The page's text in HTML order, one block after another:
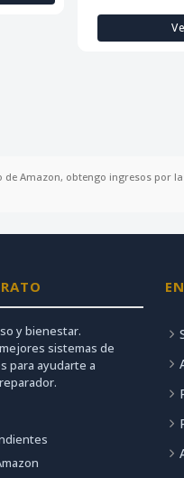
de Amazon, obtengo ingresos
y bienestar.
sistemas de
para ayudarte a